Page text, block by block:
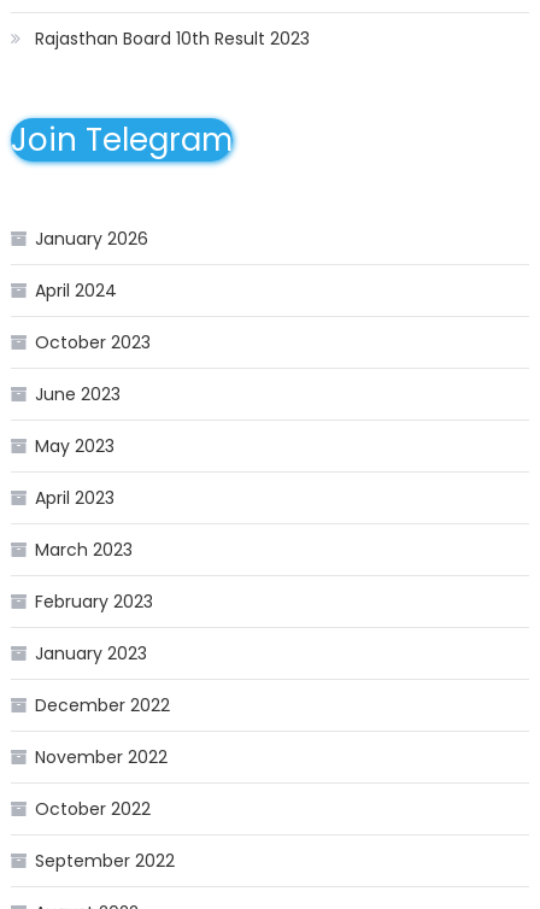
Rajasthan Board 10th Result 2023
Join Telegram
January 2026
April 2024
October 2023
June 2023
May 2023
April 2023
March 2023
February 2023
January 2023
December 2022
November 2022
October 2022
September 2022